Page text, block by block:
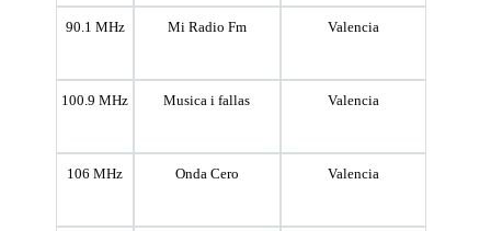
90.1 MHz Mi Radio Fm Valencia
100.9 MHz Musica i fallas Valencia
106 MHz Onda Cero Valencia